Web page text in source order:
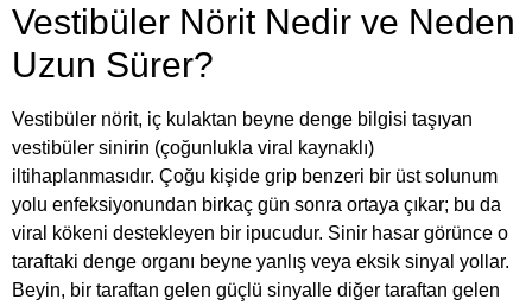
Vestibüler Nörit Nedir ve Neden
Uzun Sürer?
Vestibüler nörit, iç kulaktan beyne denge bilgisi taşıyan
vestibüler sinirin (çoğunlukla viral kaynaklı)
iltihaplanmasıdır. Çoğu kişide grip benzeri bir üst solunum
yolu enfeksiyonundan birkaç gün sonra ortaya çıkar; bu da
viral kökeni destekleyen bir ipucudur. Sinir hasar görünce o
taraftaki denge organı beyne yanlış veya eksik sinyal yollar.
Beyin, bir taraftan gelen güçlü sinyalle diğer taraftan gelen